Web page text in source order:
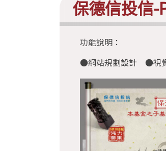
保德信投信-
功能說明：
●網站規劃設計 ●視